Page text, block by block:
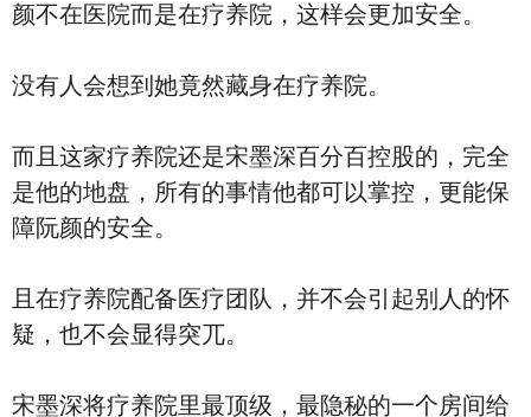
颜不在医院而是在疗养院，这样会更加安全。
没有人会想到她竟然藏身在疗养院。
而且这家疗养院还是宋墨深百分百控股的，完全
是他的地盘，所有的事情他都可以掌控，更能保
障阮颜的安全。
且在疗养院配备医疗团队，并不会引起别人的怀
疑，也不会显得突兀。
宋墨深将疗养院里最顶级，最隐秘的一个房间给